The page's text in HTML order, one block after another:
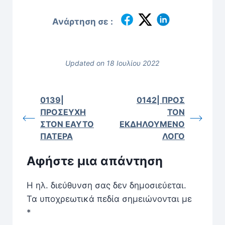
Ανάρτηση σε :
Updated on 18 Ιουλίου 2022
0139|
ΠΡΟΣΕΥΧΗ
ΣΤΟΝ ΕΑΥΤΟ
ΠΑΤΕΡΑ
0142| ΠΡΟΣ
ΤΟΝ
ΕΚΔΗΛΟΥΜΕΝΟ
ΛΟΓΟ
Αφήστε μια απάντηση
Η ηλ. διεύθυνση σας δεν δημοσιεύεται.
Τα υποχρεωτικά πεδία σημειώνονται με
*